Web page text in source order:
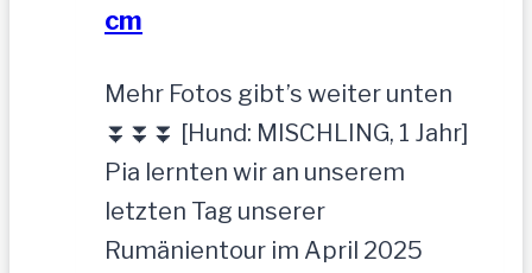
cm
Mehr Fotos gibt’s weiter unten
⏬⏬⏬ [Hund: MISCHLING, 1 Jahr]
Pia lernten wir an unserem
letzten Tag unserer
Rumänientour im April 2025